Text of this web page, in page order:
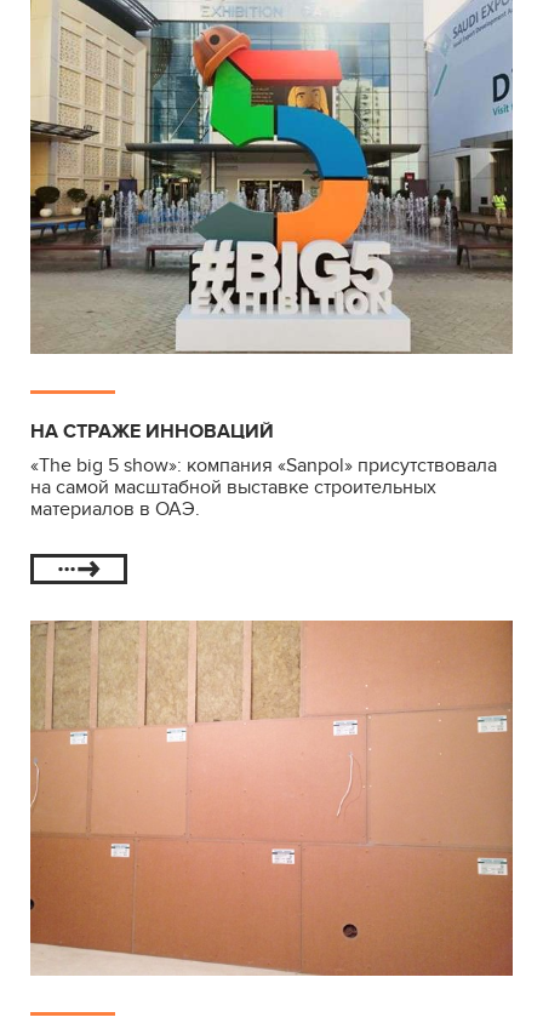
НА СТРАЖЕ ИННОВАЦИЙ
«The big 5 show»: компания «Sanpol» присутствовала
на самой масштабной выставке строительных
материалов в ОАЭ.